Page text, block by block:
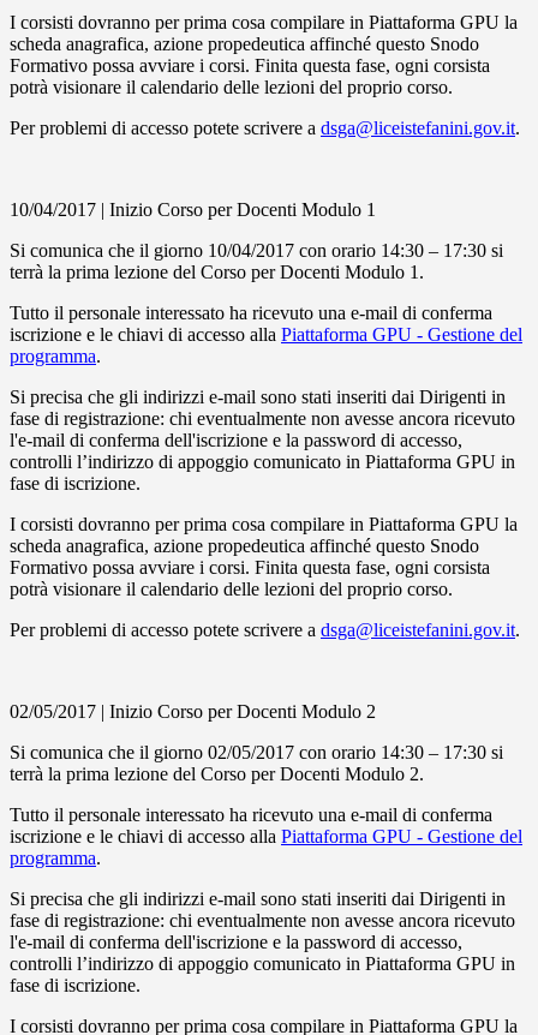
I corsisti dovranno per prima cosa compilare in Piattaforma GPU la
scheda anagrafica, azione propedeutica affinché questo Snodo
Formativo possa avviare i corsi. Finita questa fase, ogni corsista
potrà visionare il calendario delle lezioni del proprio corso.
Per problemi di accesso potete scrivere a dsga@liceistefanini.gov.it.
10/04/2017 | Inizio Corso per Docenti Modulo 1
Si comunica che il giorno 10/04/2017 con orario 14:30 – 17:30 si
terrà la prima lezione del Corso per Docenti Modulo 1.
Tutto il personale interessato ha ricevuto una e-mail di conferma
iscrizione e le chiavi di accesso alla Piattaforma GPU - Gestione del
programma.
Si precisa che gli indirizzi e-mail sono stati inseriti dai Dirigenti in
fase di registrazione: chi eventualmente non avesse ancora ricevuto
l'e-mail di conferma dell'iscrizione e la password di accesso,
controlli l’indirizzo di appoggio comunicato in Piattaforma GPU in
fase di iscrizione.
I corsisti dovranno per prima cosa compilare in Piattaforma GPU la
scheda anagrafica, azione propedeutica affinché questo Snodo
Formativo possa avviare i corsi. Finita questa fase, ogni corsista
potrà visionare il calendario delle lezioni del proprio corso.
Per problemi di accesso potete scrivere a dsga@liceistefanini.gov.it.
02/05/2017 | Inizio Corso per Docenti Modulo 2
Si comunica che il giorno 02/05/2017 con orario 14:30 – 17:30 si
terrà la prima lezione del Corso per Docenti Modulo 2.
Tutto il personale interessato ha ricevuto una e-mail di conferma
iscrizione e le chiavi di accesso alla Piattaforma GPU - Gestione del
programma.
Si precisa che gli indirizzi e-mail sono stati inseriti dai Dirigenti in
fase di registrazione: chi eventualmente non avesse ancora ricevuto
l'e-mail di conferma dell'iscrizione e la password di accesso,
controlli l’indirizzo di appoggio comunicato in Piattaforma GPU in
fase di iscrizione.
I corsisti dovranno per prima cosa compilare in Piattaforma GPU la